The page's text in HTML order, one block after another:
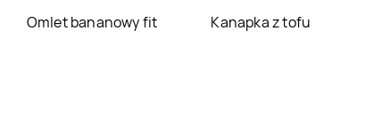
Omlet bananowy fit Kanapka z tofu